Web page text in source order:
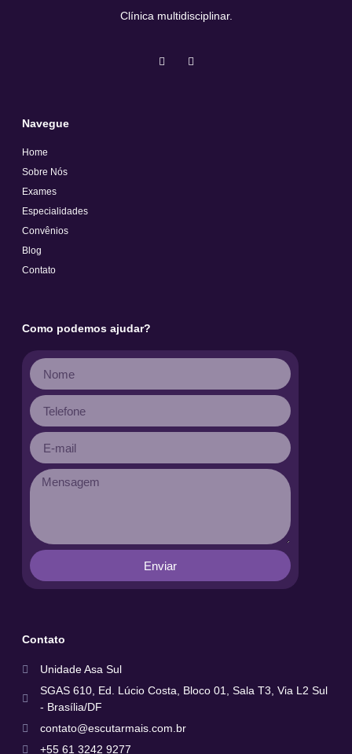
Clínica multidisciplinar.
Navegue
Home
Sobre Nós
Exames
Especialidades
Convênios
Blog
Contato
Como podemos ajudar?
Enviar
Contato
Unidade Asa Sul
SGAS 610, Ed. Lúcio Costa, Bloco 01, Sala T3, Via L2 Sul
- Brasília/DF
contato@escutarmais.com.br
+55 61 3242 9277